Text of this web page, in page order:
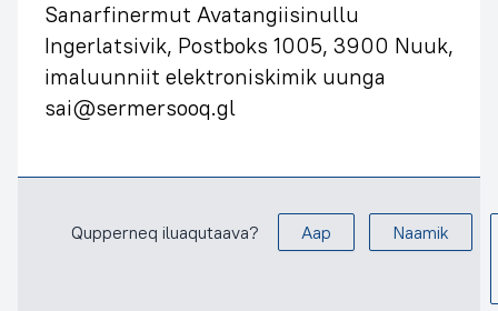
Sanarfinermut Avatangiisinullu
Ingerlatsivik, Postboks 1005, 3900 Nuuk,
imaluunniit elektroniskimik uunga
sai@sermersooq.gl
Qupperneq iluaqutaava? Aap Naamik